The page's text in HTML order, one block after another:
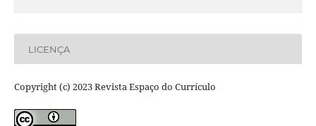
LICENÇA
Copyright (c) 2023 Revista Espaço do Currículo